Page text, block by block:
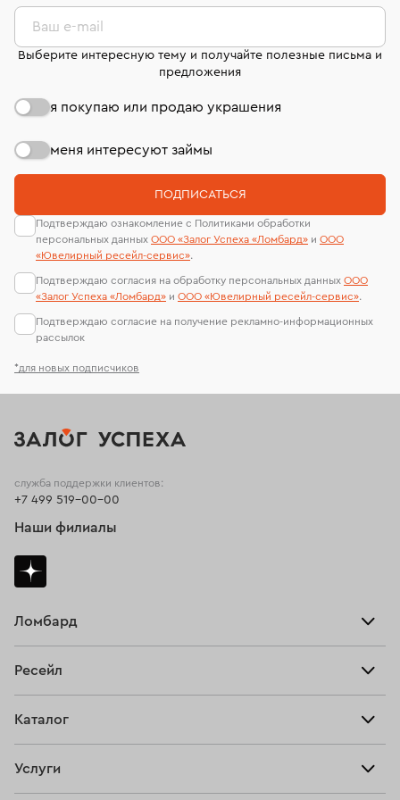
В кредит от Т-Банка (до 50 000 руб., на 3–6 мес.)
лабораторий
*для новых подписчиков
Ваш e-mail
Выберите интересную тему и получайте полезные письма и
предложения
я покупаю или продаю украшения
меня интересуют займы
ПОДПИСАТЬСЯ
Подтверждаю ознакомление с Политиками обработки
персональных данных ООО «Залог Успеха «Ломбард» и ООО
«Ювелирный ресейл-сервиc».
Подтверждаю согласия на обработку персональных данных ООО
«Залог Успеха «Ломбард» и ООО «Ювелирный ресейл-сервиc».
Подтверждаю согласие на получение рекламно-информационных
рассылок
Ломбард
Тарифы
Ресейл
Купить
Каталог
Услуги
служба поддержки клиентов:
+7 499 519-00-00
Наши филиалы